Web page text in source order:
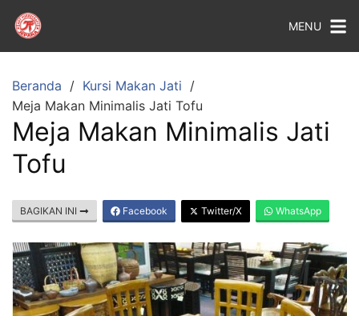
MENU
Beranda
Kursi Makan Jati
Meja Makan Minimalis Jati Tofu
Meja Makan Minimalis Jati
Tofu
BAGIKAN INI Facebook Twitter/X WhatsApp